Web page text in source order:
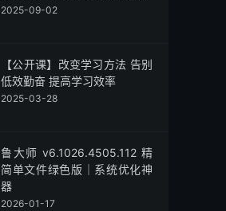
2025-09-02
【公开课】改变学习方法 告别
低效勤奋 提高学习效率
2025-03-28
鲁大师 v6.1026.4505.112 精
简单文件绿色版｜系统优化神
器
2026-01-17